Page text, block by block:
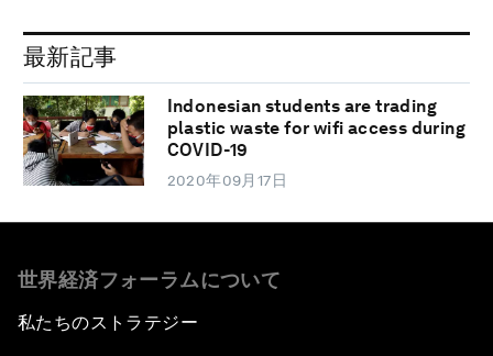
最新記事
Indonesian students are trading
plastic waste for wifi access during
COVID-19
2020年09月17日
世界経済フォーラムについて
私たちのストラテジー